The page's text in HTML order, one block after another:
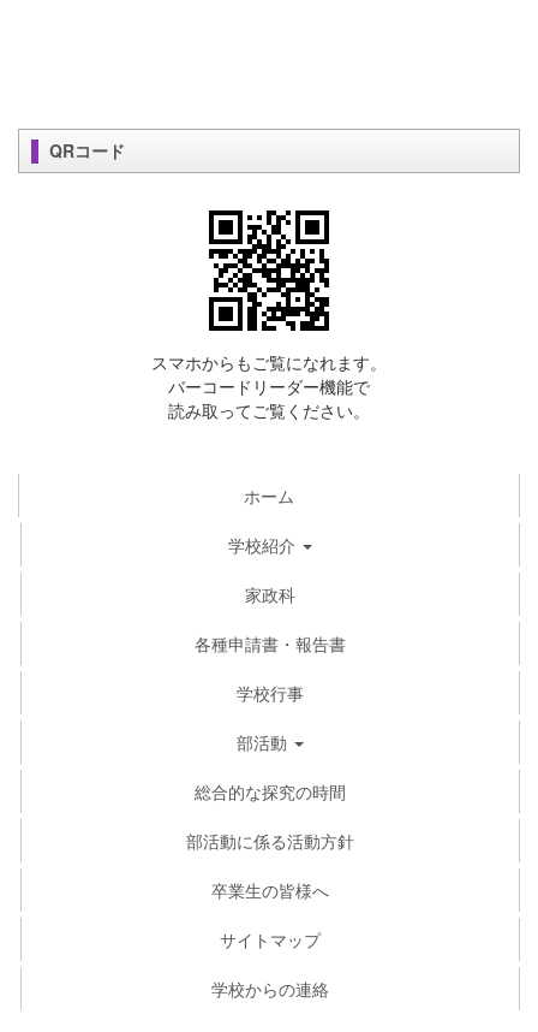
QRコード
スマホからもご覧になれます。
バーコードリーダー機能で
読み取ってご覧ください。
ホーム
学校紹介
家政科
各種申請書・報告書
学校行事
部活動
総合的な探究の時間
部活動に係る活動方針
卒業生の皆様へ
サイトマップ
学校からの連絡